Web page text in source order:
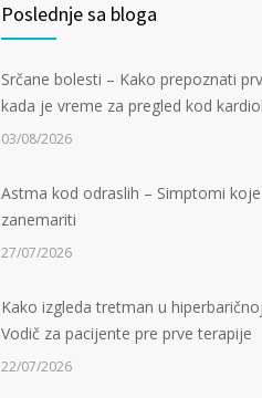
Poslednje sa bloga
Srčane bolesti – Kako prepoznati
kada je vreme za pregled kod
03/08/2026
Astma kod odraslih – Simptomi
zanemariti
27/07/2026
Kako izgleda tretman u
Vodič za pacijente pre prve terapije
22/07/2026